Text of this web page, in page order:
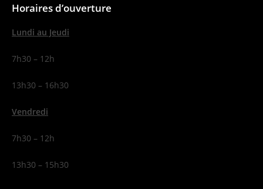
Horaires d’ouverture
Lundi au Jeudi
7h30 – 12h
13h30 – 16h30
Vendredi
7h30 – 12h
13h30 – 15h30